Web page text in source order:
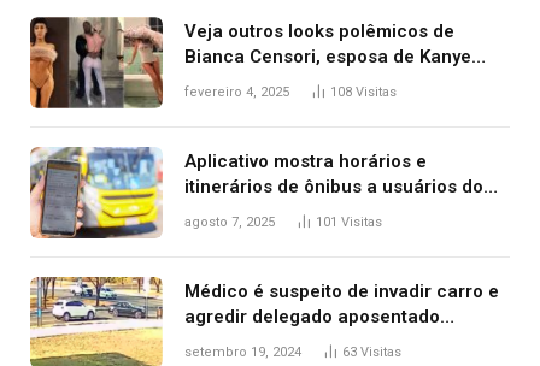
Veja outros looks polêmicos de
Bianca Censori, esposa de Kanye
West que apareceu nua no Grammy
fevereiro 4, 2025 108 Visitas
Aplicativo mostra horários e
itinerários de ônibus a usuários do
transporte público de Palmas; confira
agosto 7, 2025 101 Visitas
Médico é suspeito de invadir carro e
agredir delegado aposentado
durante confusão no trânsito
setembro 19, 2024 63 Visitas